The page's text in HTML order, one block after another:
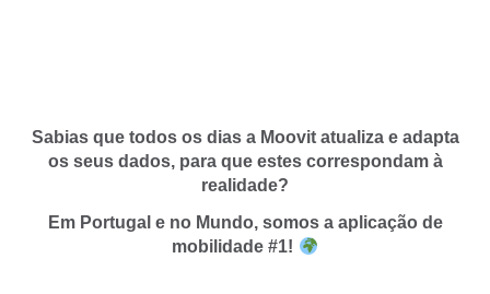
Sabias que todos os dias a Moovit atualiza e adapta
os seus dados, para que estes correspondam à
realidade?
Em Portugal e no Mundo, somos a aplicação de
mobilidade #1!